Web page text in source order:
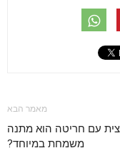
מאמר הבא
עם חריטה הוא מתנה
משמחת במיוחד?